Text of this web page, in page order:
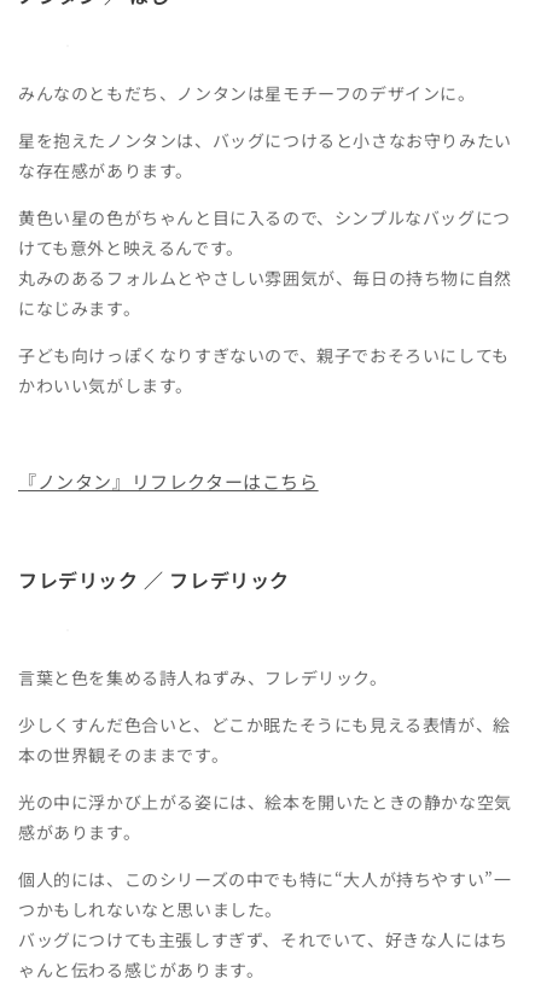
みんなのともだち、ノンタンは星モチーフのデザインに。
星を抱えたノンタンは、バッグにつけると小さなお守りみたい
な存在感があります。
黄色い星の色がちゃんと目に入るので、シンプルなバッグにつ
けても意外と映えるんです。
丸みのあるフォルムとやさしい雰囲気が、毎日の持ち物に自然
になじみます。
子ども向けっぽくなりすぎないので、親子でおそろいにしても
かわいい気がします。
『ノンタン』リフレクターはこちら
フレデリック ／ フレデリック
言葉と色を集める詩人ねずみ、フレデリック。
少しくすんだ色合いと、どこか眠たそうにも見える表情が、絵
本の世界観そのままです。
光の中に浮かび上がる姿には、絵本を開いたときの静かな空気
感があります。
個人的には、このシリーズの中でも特に“大人が持ちやすい”一
つかもしれないなと思いました。
バッグにつけても主張しすぎず、それでいて、好きな人にはち
ゃんと伝わる感じがあります。